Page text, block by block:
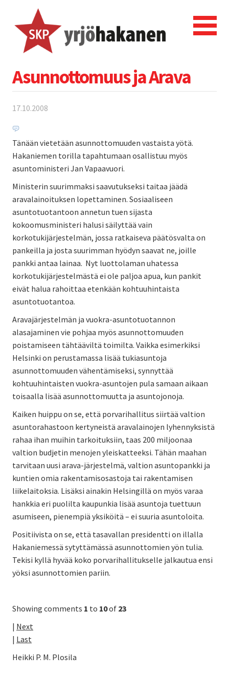
Asunnottomuus ja Arava
17.10.2008
Tänään vietetään asunnottomuuden vastaista yötä.
Hakaniemen torilla tapahtumaan osallistuu myös
asuntoministeri Jan Vapaavuori.
Ministerin suurimmaksi saavutukseksi taitaa jäädä
aravalainoituksen lopettaminen. Sosiaaliseen
asuntotuotantoon annetun tuen sijasta
kokoomusministeri halusi säilyttää vain
korkotukijärjestelmän, jossa ratkaiseva päätösvalta on
pankeilla ja josta suurimman hyödyn saavat ne, joille
pankki antaa lainaa. Nyt luottolaman uhatessa
korkotukijärjestelmästä ei ole paljoa apua, kun pankit
eivät halua rahoittaa etenkään kohtuuhintaista
asuntotuotantoa.
Aravajärjestelmän ja vuokra-asuntotuotannon
alasajaminen vie pohjaa myös asunnottomuuden
poistamiseen tähtääviltä toimilta. Vaikka esimerkiksi
Helsinki on perustamassa lisää tukiasuntoja
asunnottomuuden vähentämiseksi, synnyttää
kohtuuhintaisten vuokra-asuntojen pula samaan aikaan
toisaalla lisää asunnottomuutta ja asuntojonoja.
Kaiken huippu on se, että porvarihallitus siirtää valtion
asuntorahastoon kertyneistä aravalainojen lyhennyksistä
rahaa ihan muihin tarkoituksiin, taas 200 miljoonaa
valtion budjetin menojen yleiskatteeksi. Tähän maahan
tarvitaan uusi arava-järjestelmä, valtion asuntopankki ja
kuntien omia rakentamisosastoja tai rakentamisen
liikelaitoksia. Lisäksi ainakin Helsingillä on myös varaa
hankkia eri puolilta kaupunkia lisää asuntoja tuettuun
asumiseen, pienempiä yksiköitä – ei suuria asuntoloita.
Positiivista on se, että tasavallan presidentti on illalla
Hakaniemessä sytyttämässä asunnottomien yön tulia.
Tekisi kyllä hyvää koko porvarihallitukselle jalkautua ensi
yöksi asunnottomien pariin.
Showing comments 1 to 10of 23
| Next
| Last
Heikki P. M. Plosila